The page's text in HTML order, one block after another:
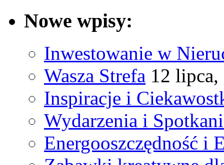
Nowe wpisy:
Inwestowanie w
Wasza Strefa 12 lipca,
Inspiracje i
Wydarzenia i
Energooszczędność i